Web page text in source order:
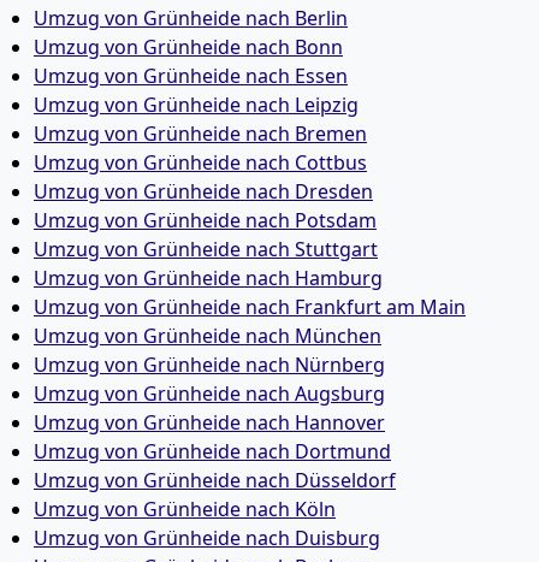
Umzug von Grünheide nach Berlin
Umzug von Grünheide nach Bonn
Umzug von Grünheide nach Essen
Umzug von Grünheide nach Leipzig
Umzug von Grünheide nach Bremen
Umzug von Grünheide nach Cottbus
Umzug von Grünheide nach Dresden
Umzug von Grünheide nach Potsdam
Umzug von Grünheide nach Stuttgart
Umzug von Grünheide nach Hamburg
Umzug von Grünheide nach Frankfurt am Main
Umzug von Grünheide nach München
Umzug von Grünheide nach Nürnberg
Umzug von Grünheide nach Augsburg
Umzug von Grünheide nach Hannover
Umzug von Grünheide nach Dortmund
Umzug von Grünheide nach Düsseldorf
Umzug von Grünheide nach Köln
Umzug von Grünheide nach Duisburg